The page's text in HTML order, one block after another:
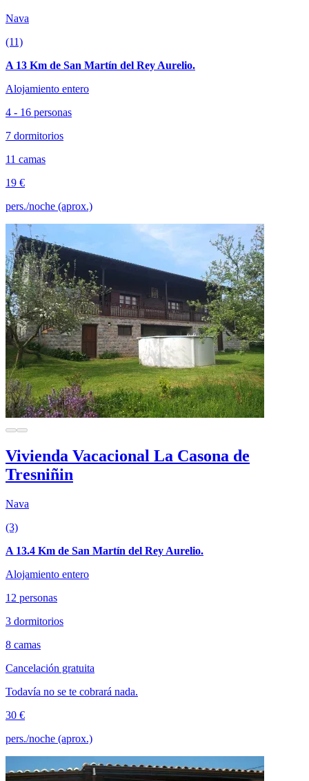
Nava
(11)
A 13 Km de San Martín del Rey Aurelio.
Alojamiento entero
4 - 16 personas
7 dormitorios
11 camas
19 €
pers./noche (aprox.)
Vivienda Vacacional La Casona de
Tresniñin
Nava
(3)
A 13.4 Km de San Martín del Rey Aurelio.
Alojamiento entero
12 personas
3 dormitorios
8 camas
Cancelación gratuita
Todavía no se te cobrará nada.
30 €
pers./noche (aprox.)